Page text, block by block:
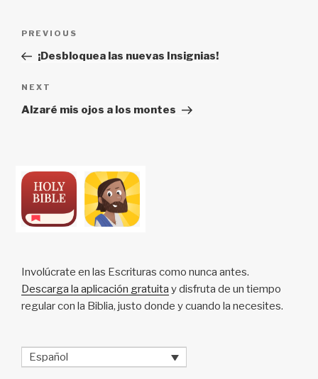
Previous
Post
PREVIOUS
¡Desbloquea las nuevas Insignias!
Next
Post
NEXT
Alzaré mis ojos a los montes
Involúcrate en las Escrituras como nunca antes.
Descarga la aplicación gratuita y disfruta de un tiempo
regular con la Biblia, justo donde y cuando la necesites.
Español